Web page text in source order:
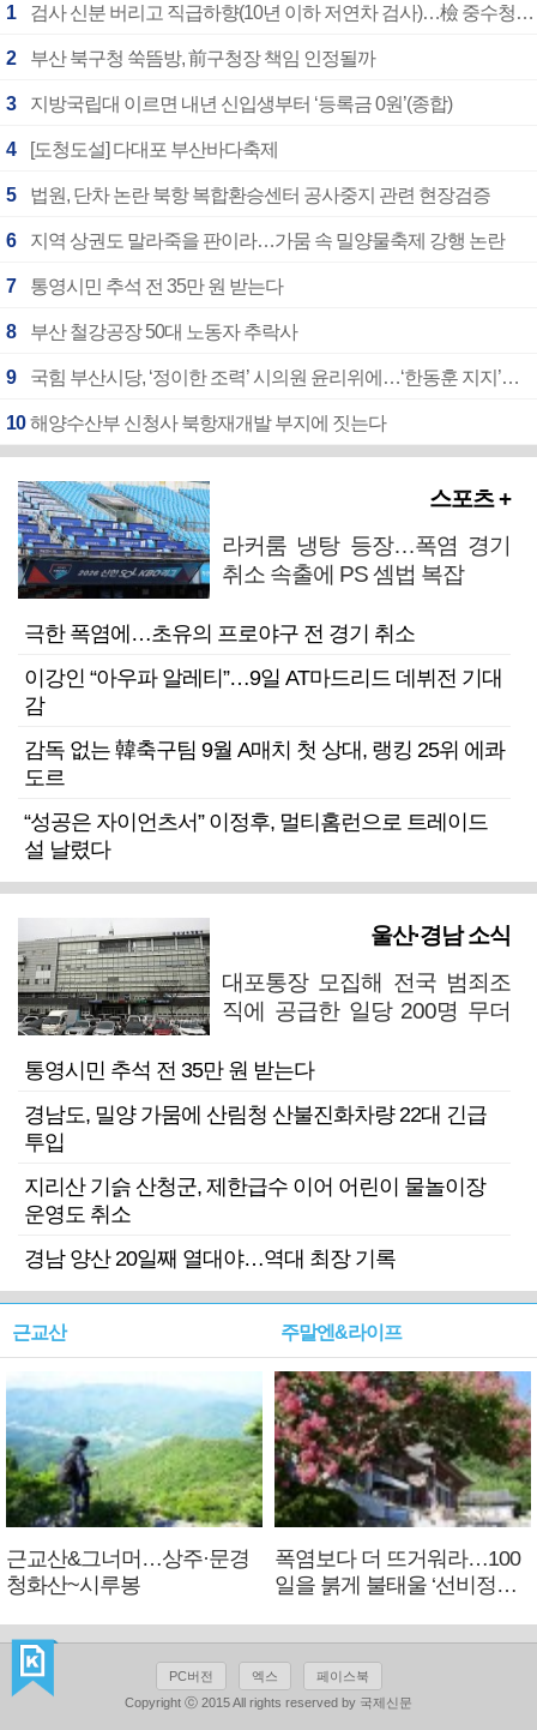
1 검사 신분 버리고 직급하향(10년 이하 저연차 검사)…檢 중수청행 기피
2 부산 북구청 쑥뜸방, 前구청장 책임 인정될까
3 지방국립대 이르면 내년 신입생부터 ‘등록금 0원’(종합)
4 [도청도설] 다대포 부산바다축제
5 법원, 단차 논란 북항 복합환승센터 공사중지 관련 현장검증
6 지역 상권도 말라죽을 판이라…가뭄 속 밀양물축제 강행 논란
7 통영시민 추석 전 35만 원 받는다
8 부산 철강공장 50대 노동자 추락사
9 국힘 부산시당, ‘정이한 조력’ 시의원 윤리위에…‘한동훈 지지’도 신고접수
10 해양수산부 신청사 북항재개발 부지에 짓는다
스포츠 +
라커룸 냉탕 등장…폭염 경기
취소 속출에 PS 셈법 복잡
극한 폭염에…초유의 프로야구 전 경기 취소
이강인 “아우파 알레티”…9일 AT마드리드 데뷔전 기대
감
감독 없는 韓축구팀 9월 A매치 첫 상대, 랭킹 25위 에콰
도르
“성공은 자이언츠서” 이정후, 멀티홈런으로 트레이드
설 날렸다
울산·경남 소식
대포통장 모집해 전국 범죄조
직에 공급한 일당 200명 무더
통영시민 추석 전 35만 원 받는다
경남도, 밀양 가뭄에 산림청 산불진화차량 22대 긴급
투입
지리산 기슭 산청군, 제한급수 이어 어린이 물놀이장
운영도 취소
경남 양산 20일째 열대야…역대 최장 기록
근교산
근교산&그너머…상주·문경
청화산~시루봉
주말엔&라이프
폭염보다 더 뜨거워라…100
일을 붉게 불태울 ‘선비정신’
PC버전 엑스
페이스북
Copyright ⓒ 2015 All rights reserved by 국제신문